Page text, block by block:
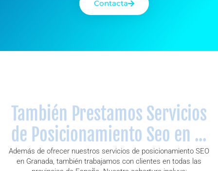
Contacta
También Prestamos Servicios
de Posicionamiento Seo en ...
Además de ofrecer nuestros servicios de posicionamiento SEO
en Granada, también trabajamos con clientes en todas las